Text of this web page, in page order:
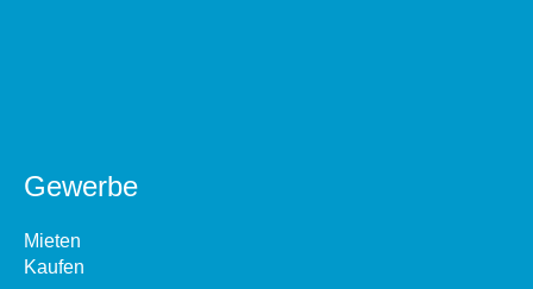
Gewerbe
Mieten
Kaufen